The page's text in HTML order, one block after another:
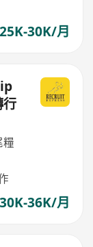
30K/月
糧
36K/月